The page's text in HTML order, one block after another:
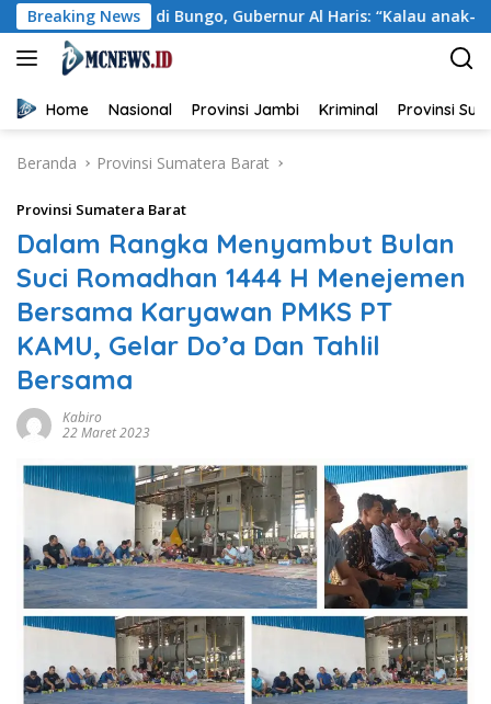
Langsung
ke
konten
Breaking News
Bungo, Gubernur Al Haris: “Kalau anak-anakku bisa jaga
Home Nasional Provinsi Jambi Kriminal Provinsi
Beranda Provinsi Sumatera Barat
Provinsi Sumatera Barat
Dalam Rangka Menyambut Bulan
Suci Romadhan 1444 H Menejemen
Bersama Karyawan PMKS PT
KAMU, Gelar Do’a Dan Tahlil
Bersama
Kabiro
22 Maret 2023